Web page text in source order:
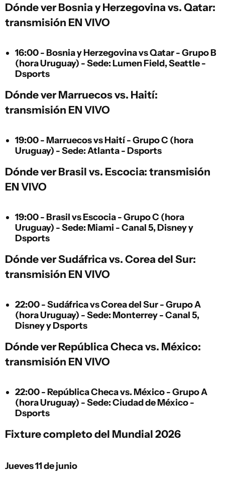
Dónde ver Bosnia y Herzegovina vs. Qatar:
transmisión EN VIVO
16:00 - Bosnia y Herzegovina vs Qatar - Grupo B
(hora Uruguay) - Sede: Lumen Field, Seattle -
Dsports
Dónde ver Marruecos vs. Haití:
transmisión EN VIVO
19:00 - Marruecos vs Haití - Grupo C (hora
Uruguay) - Sede: Atlanta - Dsports
Dónde ver Brasil vs. Escocia: transmisión
EN VIVO
19:00 - Brasil vs Escocia - Grupo C (hora
Uruguay) - Sede: Miami - Canal 5, Disney y
Dsports
Dónde ver Sudáfrica vs. Corea del Sur:
transmisión EN VIVO
22:00 - Sudáfrica vs Corea del Sur - Grupo A
(hora Uruguay) - Sede: Monterrey - Canal 5,
Disney y Dsports
Dónde ver República Checa vs. México:
transmisión EN VIVO
22:00 - República Checa vs. México - Grupo A
(hora Uruguay) - Sede: Ciudad de México -
Dsports
Fixture completo del Mundial 2026
Jueves 11 de junio